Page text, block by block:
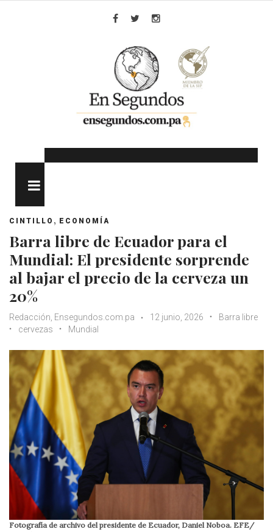
CINTILLO , ECONOMÍA
Barra libre de Ecuador para el
Mundial: El presidente sorprende
al bajar el precio de la cerveza un
20%
Redacción, Ensegundos.com.pa 12 junio, 2026
Barra libre
cervezas
Mundial
Fotografía de archivo del presidente de Ecuador, Daniel Noboa. EFE/